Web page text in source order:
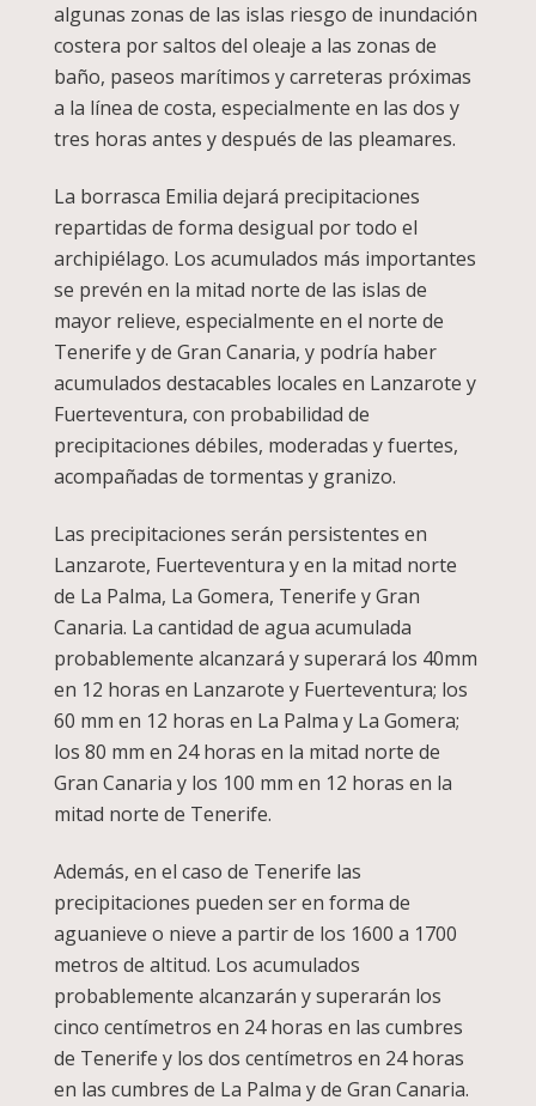
algunas zonas de las islas riesgo de inundación
costera por saltos del oleaje a las zonas de
baño, paseos marítimos y carreteras próximas
a la línea de costa, especialmente en las dos y
tres horas antes y después de las pleamares.
La borrasca Emilia dejará precipitaciones
repartidas de forma desigual por todo el
archipiélago. Los acumulados más importantes
se prevén en la mitad norte de las islas de
mayor relieve, especialmente en el norte de
Tenerife y de Gran Canaria, y podría haber
acumulados destacables locales en Lanzarote y
Fuerteventura, con probabilidad de
precipitaciones débiles, moderadas y fuertes,
acompañadas de tormentas y granizo.
Las precipitaciones serán persistentes en
Lanzarote, Fuerteventura y en la mitad norte
de La Palma, La Gomera, Tenerife y Gran
Canaria. La cantidad de agua acumulada
probablemente alcanzará y superará los 40mm
en 12 horas en Lanzarote y Fuerteventura; los
60 mm en 12 horas en La Palma y La Gomera;
los 80 mm en 24 horas en la mitad norte de
Gran Canaria y los 100 mm en 12 horas en la
mitad norte de Tenerife.
Además, en el caso de Tenerife las
precipitaciones pueden ser en forma de
aguanieve o nieve a partir de los 1600 a 1700
metros de altitud. Los acumulados
probablemente alcanzarán y superarán los
cinco centímetros en 24 horas en las cumbres
de Tenerife y los dos centímetros en 24 horas
en las cumbres de La Palma y de Gran Canaria.